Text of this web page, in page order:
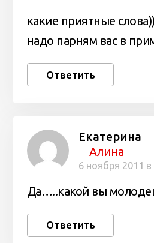
какие приятные слова))
надо парням вас в
Ответить
Екатерина
Алина
6 ноября 2011 в
Да…..какой вы
Ответить